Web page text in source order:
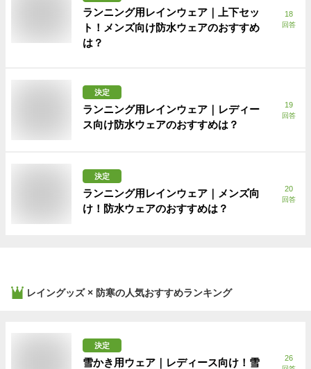
ランニング用レインウェア｜上下セッ
ト！メンズ向け防水ウェアのおすすめ
は？
18
回答
決定
ランニング用レインウェア｜レディー
ス向け防水ウェアのおすすめは？
19
回答
決定
ランニング用レインウェア｜メンズ向
け！防水ウェアのおすすめは？
20
回答
レイングッズ × 防寒の人気おすすめランキング
決定
雪かき用ウェア｜レディース向け！雪
26